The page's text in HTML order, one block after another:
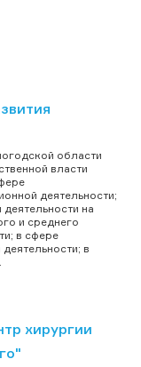
области
власти
деятельности;
на
и среднего
в сфере
в
хирургии